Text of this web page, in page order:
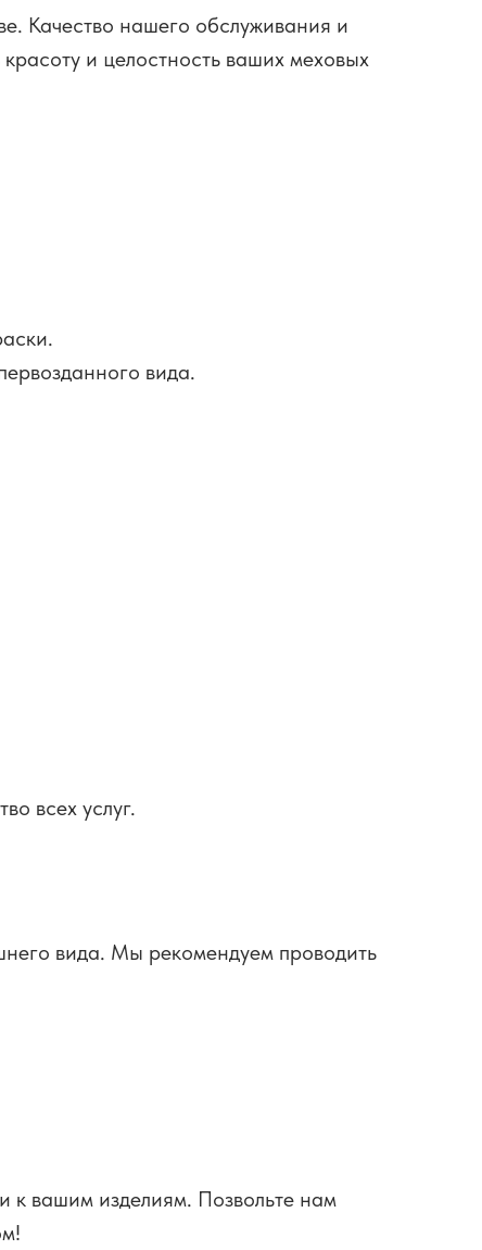
Качество нашего обслуживания и
и целостность ваших меховых
вида.
всех услуг.
вида. Мы рекомендуем проводить
к вашим изделиям. Позвольте нам